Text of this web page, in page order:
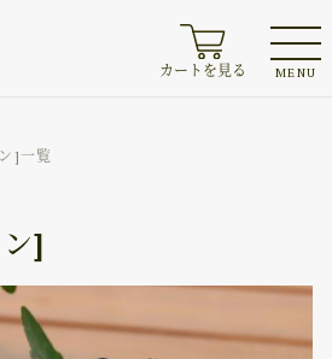
カートを見る MENU
]一覧
]